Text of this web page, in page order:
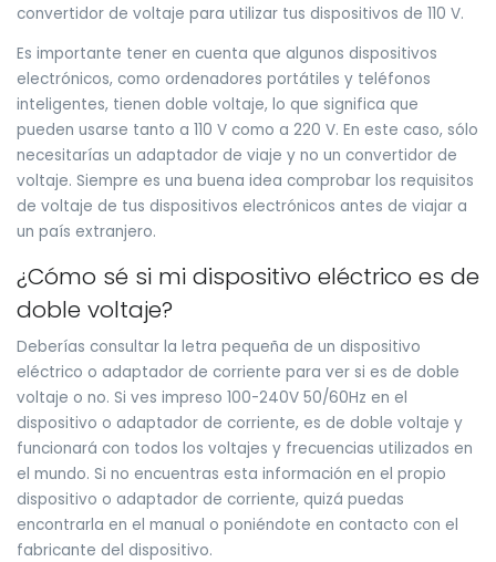
convertidor de voltaje para utilizar tus dispositivos de 110 V.
Es importante tener en cuenta que algunos dispositivos
electrónicos, como ordenadores portátiles y teléfonos
inteligentes, tienen doble voltaje, lo que significa que
pueden usarse tanto a 110 V como a 220 V. En este caso, sólo
necesitarías un adaptador de viaje y no un convertidor de
voltaje. Siempre es una buena idea comprobar los requisitos
de voltaje de tus dispositivos electrónicos antes de viajar a
un país extranjero.
¿Cómo sé si mi dispositivo eléctrico es de
doble voltaje?
Deberías consultar la letra pequeña de un dispositivo
eléctrico o adaptador de corriente para ver si es de doble
voltaje o no. Si ves impreso 100-240V 50/60Hz en el
dispositivo o adaptador de corriente, es de doble voltaje y
funcionará con todos los voltajes y frecuencias utilizados en
el mundo. Si no encuentras esta información en el propio
dispositivo o adaptador de corriente, quizá puedas
encontrarla en el manual o poniéndote en contacto con el
fabricante del dispositivo.